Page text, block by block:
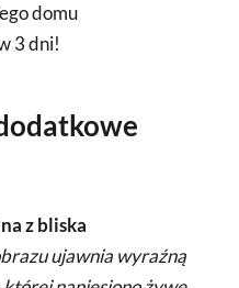
domu
3 dni!
z bliska
ujawnia wyraźną